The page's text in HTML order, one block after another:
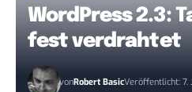
WordPress 2.3:
fest verdrahtet
vonRobert BasicVeröffentlicht: 7.